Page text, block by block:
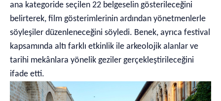
ana kategoride seçilen 22 belgeselin gösterileceğini
belirterek, film gösterimlerinin ardından yönetmenlerle
söyleşiler düzenleneceğini söyledi. Benek, ayrıca festival
kapsamında altı farklı etkinlik ile arkeolojik alanlar ve
tarihi mekânlara yönelik geziler gerçekleştirileceğini
ifade etti.